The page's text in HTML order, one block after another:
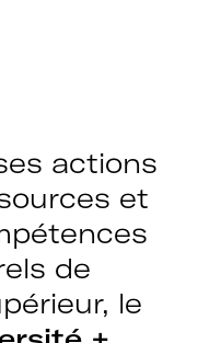
actions
et
de
le